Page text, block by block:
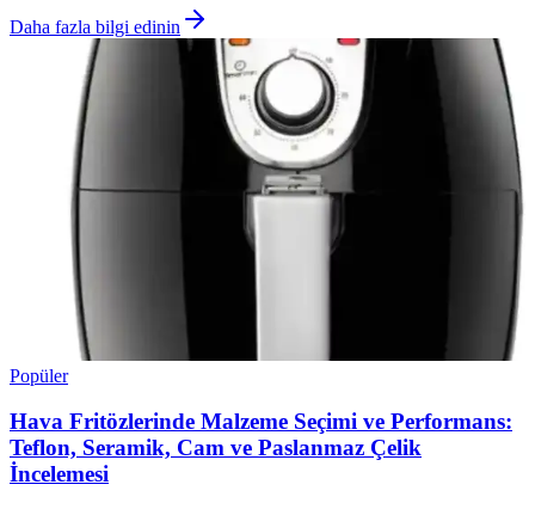
Daha fazla bilgi edinin
Popüler
Hava Fritözlerinde Malzeme Seçimi ve Performans:
Teflon, Seramik, Cam ve Paslanmaz Çelik
İncelemesi